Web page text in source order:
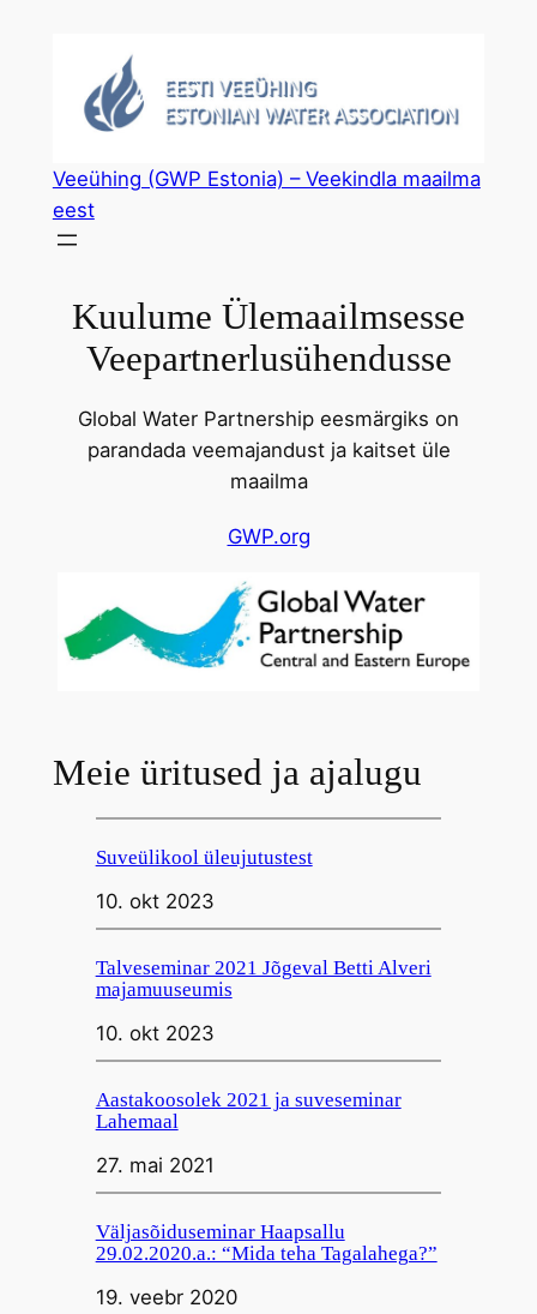
Veeühing (GWP Estonia) – Veekindla maailma
eest
Kuulume Ülemaailmsesse
Veepartnerlusühendusse
Global Water Partnership eesmärgiks on
parandada veemajandust ja kaitset üle
maailma
GWP.org
Meie üritused ja ajalugu
Suveülikool üleujutustest
10. okt 2023
Talveseminar 2021 Jõgeval Betti Alveri
majamuuseumis
10. okt 2023
Aastakoosolek 2021 ja suveseminar
Lahemaal
27. mai 2021
Väljasõiduseminar Haapsallu
29.02.2020.a.: “Mida teha Tagalahega?”
19. veebr 2020